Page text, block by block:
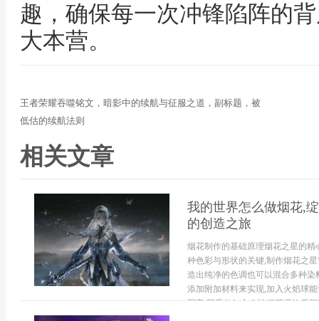
趣，确保每一次冲锋陷阵的
大本营。
王者荣耀吞噬铭文，暗影中的续航与征服之道，副标题，被
低估的续航法则
相关文章
我的世界怎么做烟花,
的创造之旅
烟花制作的基础原理烟花之星的
种色彩与形状的关键,制作烟花之
造出纯净的色调也可以混合多种
添加附加材料来实现,加入火焰球
图案,羽毛的加入会让烟花爆炸后